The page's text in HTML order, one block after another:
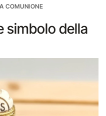
COMUNIONE
simbolo della